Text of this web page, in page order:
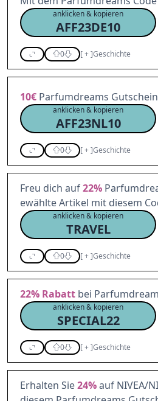
anklicken & kopieren
AFF23DE10
0 [+]Geschichte
10€ Parfumdreams Gutschein
anklicken & kopieren
AFF23NL10
0 [+]Geschichte
Freu dich auf22%
ewählte Artikel mit diesem
anklicken & kopieren
TRAVEL
0 [+]Geschichte
22% Rabatt bei
anklicken & kopieren
SPECIAL22
0 [+]Geschichte
Erhalten Sie24%auf NIVEA/